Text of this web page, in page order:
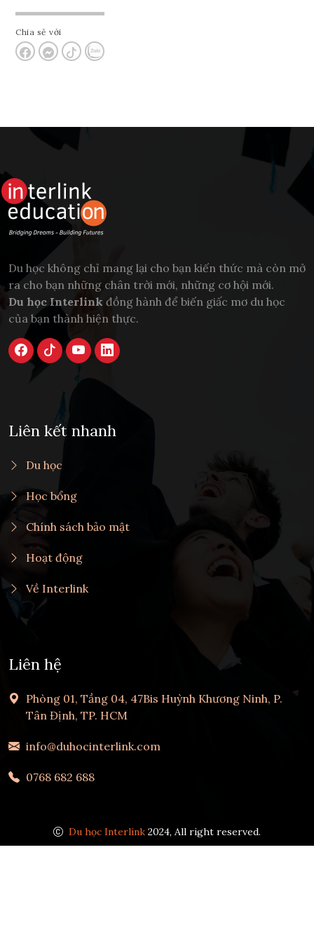
Chia sẻ với
Du học không chỉ mang lại cho bạn kiến thức mà còn mở
ra cho bạn những chân trời mới, những cơ hội mới.
Du học Interlink đồng hành để biến giấc mơ du học
của bạn thành hiện thực.
Liên kết nhanh
Du học
Học bổng
Chính sách bảo mật
Hoạt động
Về Interlink
Liên hệ
Phòng 01, Tầng 04, 47Bis Huỳnh Khương Ninh, P.
Tân Định, TP. HCM
info@duhocinterlink.com
0768 682 688
Du học Interlink 2024, All right reserved.